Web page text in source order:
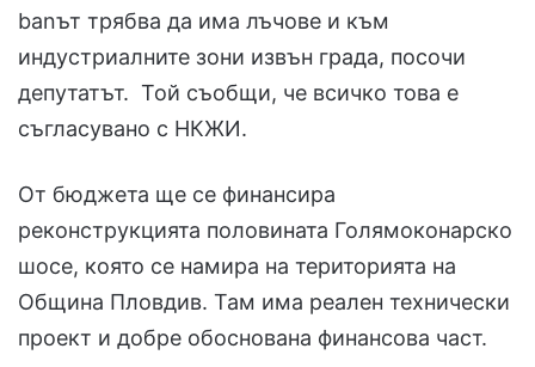
banът трябва да има лъчове и към
индустриалните зони извън града, посочи
депутатът. Той съобщи, че всичко това е
съгласувано с НКЖИ.
От бюджета ще се финансира
реконструкцията половината Голямоконарско
шосе, която се намира на територията на
Община Пловдив. Там има реален технически
проект и добре обоснована финансова част.